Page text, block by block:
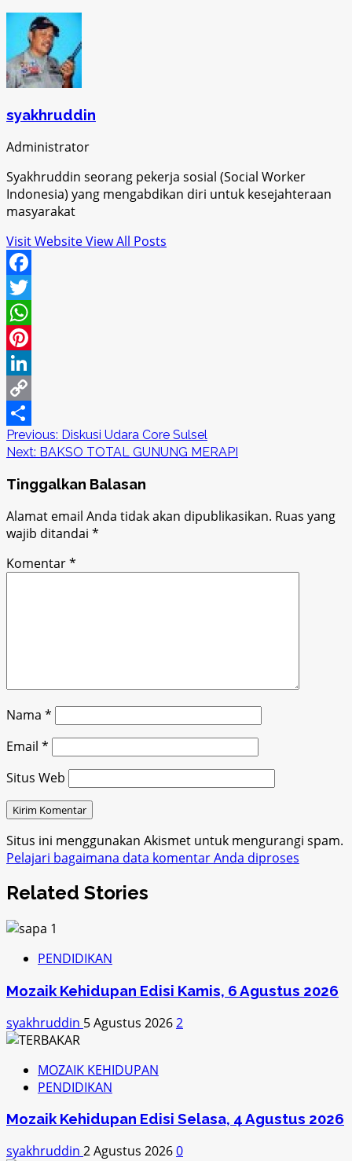
syakhruddin
Administrator
Syakhruddin seorang pekerja sosial (Social Worker
Indonesia) yang mengabdikan diri untuk kesejahteraan
masyarakat
Visit WebsiteView All Posts
Facebook
Twitter
WhatsApp
Pinterest
LinkedIn
Copy
Link
Share
Post
navigation
Previous: Diskusi Udara Core Sulsel
Next: BAKSO TOTAL GUNUNG MERAPI
Tinggalkan Balasan
Alamat email Anda tidak akan dipublikasikan. Ruas yang
wajib ditandai *
Komentar*
Nama *
Email *
Situs Web
Situs ini menggunakan Akismet untuk mengurangi spam.
Pelajari bagaimana data komentar Anda diproses
Related Stories
PENDIDIKAN
Mozaik Kehidupan Edisi Kamis, 6 Agustus 2026
syakhruddin 5 Agustus 20262
MOZAIK KEHIDUPAN
PENDIDIKAN
Mozaik Kehidupan Edisi Selasa, 4 Agustus 2026
syakhruddin 2 Agustus 20260